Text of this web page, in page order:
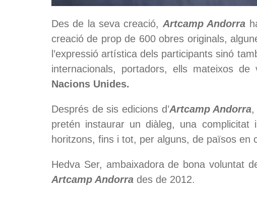
Des de la seva creació, Artcamp Andorra
creació de prop de 600 obres originals,
l’expressió artística dels participants sinó
internacionals, portadors, ells mateixos
Nacions Unides.
Després de sis edicions d’Artcamp Andorra
pretén instaurar un diàleg, una
horitzons, fins i tot, per alguns, de països en
Hedva Ser, ambaixadora de bona voluntat
Artcamp Andorra des de 2012.